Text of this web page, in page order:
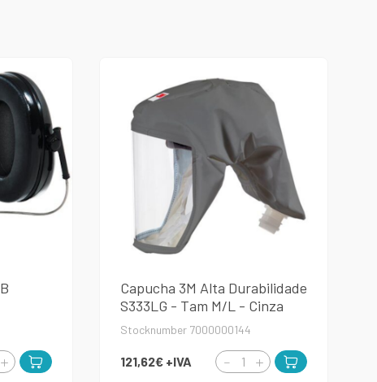
Capucha 3M Alta Durabilidade
S333LG - Tam M/L - Cinza
Stocknumber 7000000144
121,62€ +IVA